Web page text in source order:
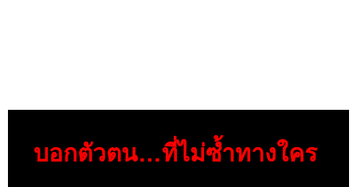
บอกตัวตน…ที่ไม่ซ้ำทางใคร